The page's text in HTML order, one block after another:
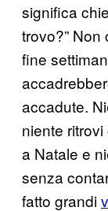
significa
trovo?” Non
fine
accadute.
niente
a Natale e
senza
fatto grandi